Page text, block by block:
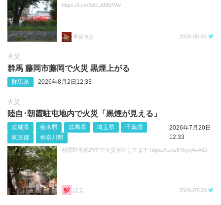
https://t.co/5dcLA5KrWw
早起きjiji 2026-08-03
火災
群馬 藤岡市藤岡で火災 黒煙上がる
群馬県 2026年8月2日12:33
火災
陸自･朝霞駐屯地内で火災「黒煙が見える」
茨城県 栃木県 群馬県 埼玉県
千葉県
東京都
神奈川県
2026年7月20日
12:33
朝霞駐屯地の中で火災発生してます https://t.co/8Tkyo4vA0p
ぼえ 2026-07-20